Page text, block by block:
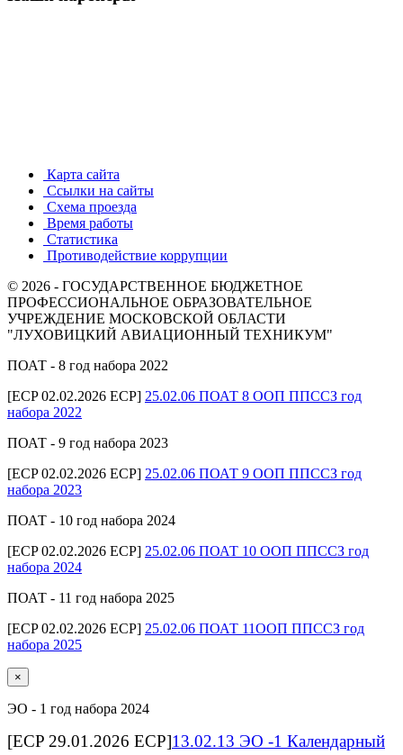
Карта сайта
Ссылки на сайты
Схема проезда
Время работы
Статистика
Противодействие коррупции
© 2026 - ГОСУДАРСТВЕННОЕ БЮДЖЕТНОЕ
ПРОФЕССИОНАЛЬНОЕ ОБРАЗОВАТЕЛЬНОЕ
УЧРЕЖДЕНИЕ МОСКОВСКОЙ ОБЛАСТИ
"ЛУХОВИЦКИЙ АВИАЦИОННЫЙ ТЕХНИКУМ"
ПОАТ - 8 год набора 2022
[ECP 02.02.2026 ECP] 25.02.06 ПОАТ 8 ООП ППССЗ год
набора 2022
ПОАТ - 9 год набора 2023
[ECP 02.02.2026 ECP] 25.02.06 ПОАТ 9 ООП ППССЗ год
набора 2023
ПОАТ - 10 год набора 2024
[ECP 02.02.2026 ECP] 25.02.06 ПОАТ 10 ООП ППССЗ год
набора 2024
ПОАТ - 11 год набора 2025
[ECP 02.02.2026 ECP] 25.02.06 ПОАТ 11ООП ППССЗ год
набора 2025
×
ЭО - 1 год набора 2024
[ECP 29.01.2026 ECP]13.02.13 ЭО -1 Календарный